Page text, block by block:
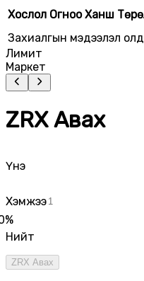
Хослол Огноо Ханш
Захиалгын мэдээлэл
Лимит
Маркет
ZRX Авах
Үнэ
Хэмжээ
%
Нийт
ZRX Авах